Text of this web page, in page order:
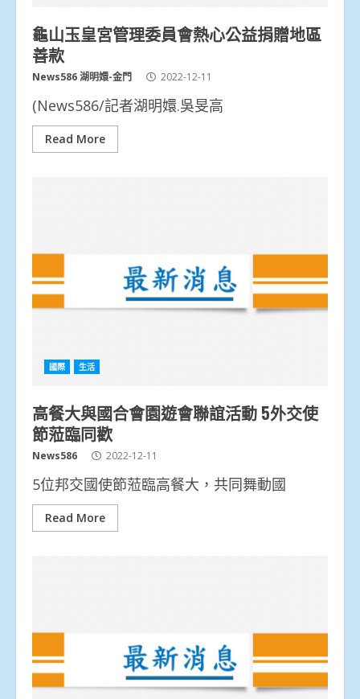
龜山玉皇宮管理委員會熱心公益捐贈地區
善款
News586 湖明嬛-金門 2022-12-11
(News586/記者湖明嬛.吳旻高
Read More
國際 生活
高餐大與國合會園遊會聯誼活動 5外交使
節蒞臨同歡
News586 2022-12-11
5位邦交國使節蒞臨高餐大，共同舞動國
Read More